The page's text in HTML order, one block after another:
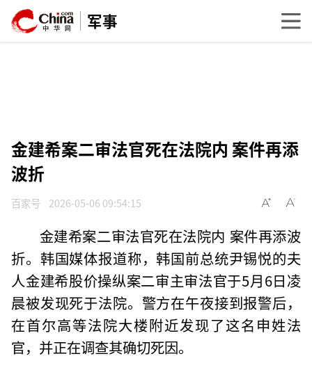
军事
金建希案二审法官死在法院内 案件再添
波折
百家号 2026-05-06 09:54:15
金建希案二审法官死在法院内 案件再添波
折。韩国媒体报道称，韩国前总统尹锡悦的夫
人金建希股价操纵案二审主审法官于5月6日凌
晨被发现死于法院。警方在午夜接到报警后，
在首尔高等法院大楼附近发现了这名申姓法
官，并正在调查其确切死因。